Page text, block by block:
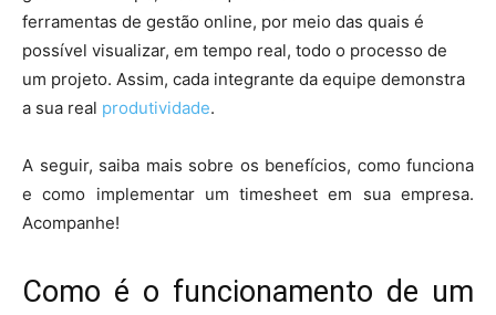
ferramentas de gestão online, por meio das quais é
possível visualizar, em tempo real, todo o processo de
um projeto. Assim, cada integrante da equipe demonstra
a sua real produtividade.
A seguir, saiba mais sobre os benefícios, como funciona
e como implementar um timesheet em sua empresa.
Acompanhe!
Como é o funcionamento de um